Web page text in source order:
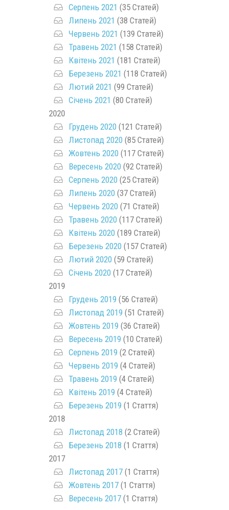
Серпень 2021 (35 Статей)
Липень 2021 (38 Статей)
Червень 2021 (139 Статей)
Травень 2021 (158 Статей)
Квітень 2021 (181 Статей)
Березень 2021 (118 Статей)
Лютий 2021 (99 Статей)
Січень 2021 (80 Статей)
2020
Грудень 2020(121 Статей)
Листопад 2020(85 Статей)
Жовтень 2020(117 Статей)
Вересень 2020(92 Статей)
Серпень 2020(25 Статей)
Липень 2020(37 Статей)
Червень 2020(71 Статей)
Травень 2020(117 Статей)
Квітень 2020(189 Статей)
Березень 2020(157 Статей)
Лютий 2020(59 Статей)
Січень 2020(17 Статей)
2019
Грудень 2019 (56 Статей)
Листопад 2019 (51 Статей)
Жовтень 2019 (36 Статей)
Вересень 2019 (10 Статей)
Серпень 2019 (2 Статей)
Червень 2019 (4 Статей)
Травень 2019 (4 Статей)
Квітень 2019 (4 Статей)
Березень 2019 (1 Стаття)
2018
Листопад 2018 (2 Статей)
Березень 2018 (1 Стаття)
2017
Листопад 2017(1 Стаття)
Жовтень 2017(1 Стаття)
Вересень 2017(1 Стаття)